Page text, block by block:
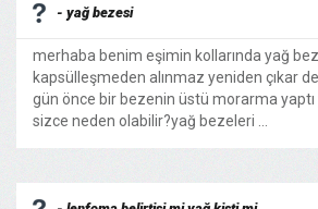
- yağ bezesi
merhaba benim eşimin kollarında yağ
kapsülleşmeden alınmaz yeniden çıkar
gün önce bir bezenin üstü morarma
sizce neden olabilir?yağ bezeleri ...